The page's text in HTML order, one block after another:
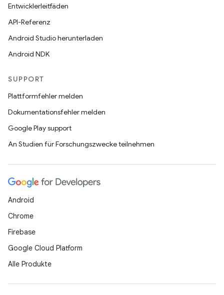
Entwicklerleitfäden
API-Referenz
Android Studio herunterladen
Android NDK
SUPPORT
Plattformfehler melden
Dokumentationsfehler melden
Google Play support
An Studien für Forschungszwecke teilnehmen
Android
Chrome
Firebase
Google Cloud Platform
Alle Produkte